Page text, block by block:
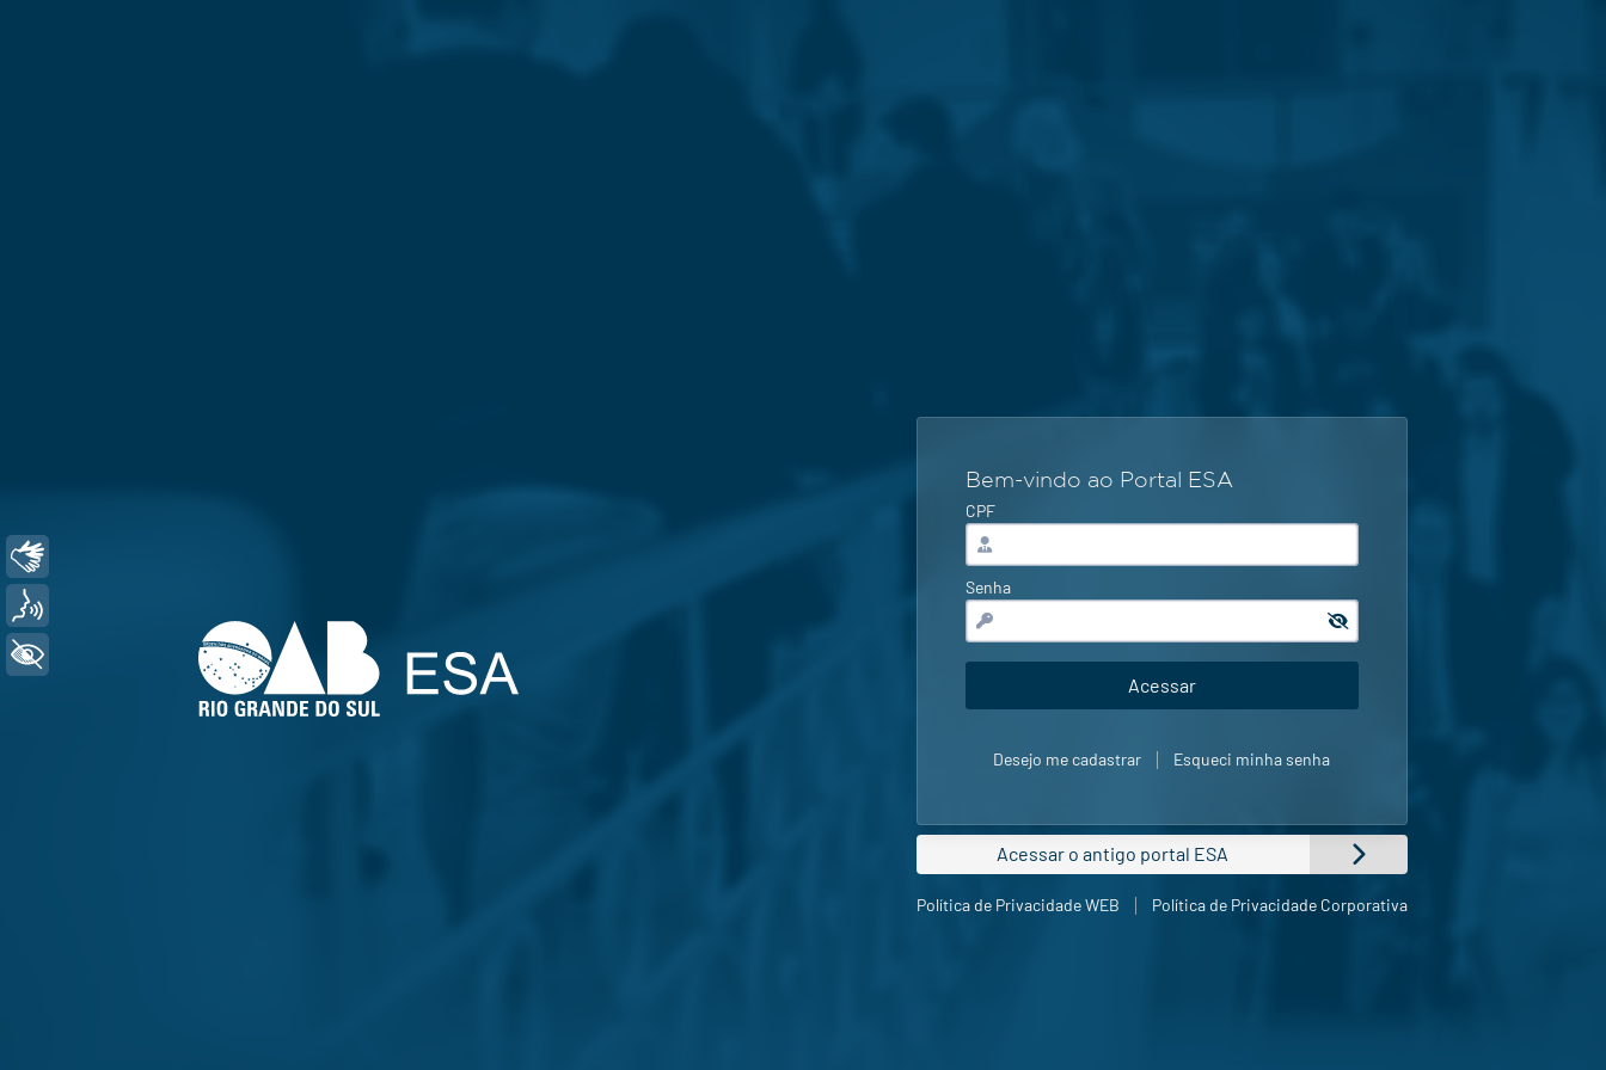
Bem-vindo ao Portal ESA
CPF
Senha
Desejo me cadastrar | Esqueci minha senha
Acessar o antigo portal ESA
Política de Privacidade WEB | Política de Privacidade Corporativa
+ Acessibilidade